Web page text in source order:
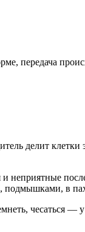
передача
делит
подмышками, в
чесаться